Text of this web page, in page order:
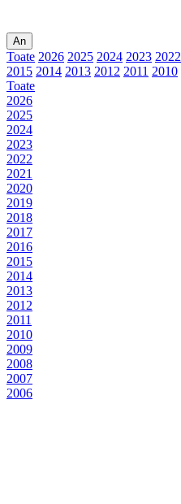
An
Toate 2026 2025 2024 2023 2022
2015 2014 2013 2012 2011 2010
Toate
2026
2025
2024
2023
2022
2021
2020
2019
2018
2017
2016
2015
2014
2013
2012
2011
2010
2009
2008
2007
2006